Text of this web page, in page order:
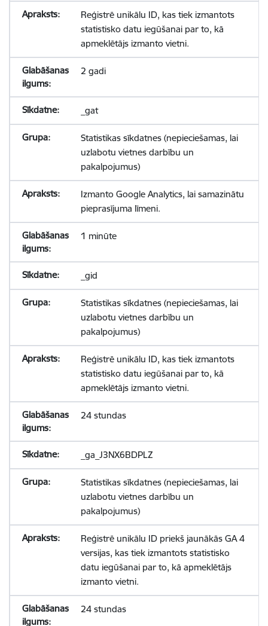
Reģistrē unikālu ID, kas tiek izmantots
statistisko datu iegūšanai par to, kā
apmeklētājs izmanto vietni.
2 gadi
_gat
Statistikas sīkdatnes (nepieciešamas, lai
uzlabotu vietnes darbību un
pakalpojumus)
Izmanto Google Analytics, lai samazinātu
pieprasījuma līmeni.
1 minūte
_gid
Statistikas sīkdatnes (nepieciešamas, lai
uzlabotu vietnes darbību un
pakalpojumus)
Reģistrē unikālu ID, kas tiek izmantots
statistisko datu iegūšanai par to, kā
apmeklētājs izmanto vietni.
24 stundas
_ga_J3NX6BDPLZ
Statistikas sīkdatnes (nepieciešamas, lai
uzlabotu vietnes darbību un
pakalpojumus)
Reģistrē unikālu ID priekš jaunākās GA 4
versijas, kas tiek izmantots statistisko
datu iegūšanai par to, kā apmeklētājs
izmanto vietni.
24 stundas